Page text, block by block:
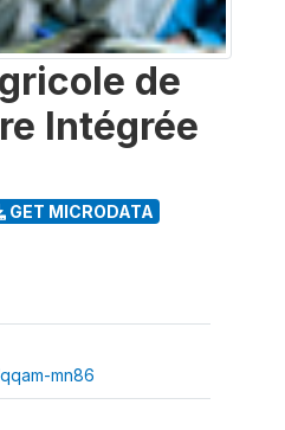
de
Intégrée
GET MICRODATA
mn86